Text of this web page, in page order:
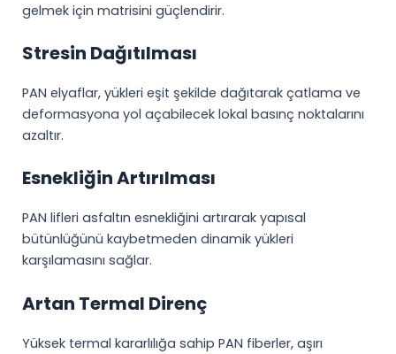
gelmek için matrisini güçlendirir.
Stresin Dağıtılması
PAN elyaflar, yükleri eşit şekilde dağıtarak çatlama ve
deformasyona yol açabilecek lokal basınç noktalarını
azaltır.
Esnekliğin Artırılması
PAN lifleri asfaltın esnekliğini artırarak yapısal
bütünlüğünü kaybetmeden dinamik yükleri
karşılamasını sağlar.
Artan Termal Direnç
Yüksek termal kararlılığa sahip PAN fiberler, aşırı